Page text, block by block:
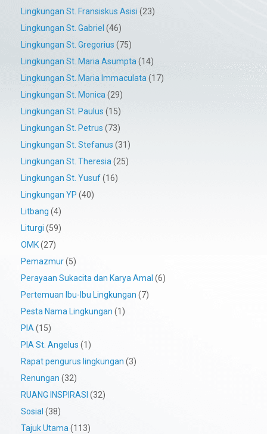
Lingkungan St. Fransiskus Asisi (23)
Lingkungan St. Gabriel (46)
Lingkungan St. Gregorius (75)
Lingkungan St. Maria Asumpta (14)
Lingkungan St. Maria Immaculata (17)
Lingkungan St. Monica (29)
Lingkungan St. Paulus (15)
Lingkungan St. Petrus (73)
Lingkungan St. Stefanus (31)
Lingkungan St. Theresia (25)
Lingkungan St. Yusuf(16)
Lingkungan YP (40)
Litbang (4)
Liturgi (59)
OMK(27)
Pemazmur(5)
Perayaan Sukacita dan Karya Amal (6)
Pertemuan Ibu-Ibu Lingkungan (7)
Pesta Nama Lingkungan (1)
PIA (15)
PIA St. Angelus (1)
Rapat pengurus lingkungan (3)
Renungan (32)
RUANG INSPIRASI (32)
Sosial (38)
Tajuk Utama (113)